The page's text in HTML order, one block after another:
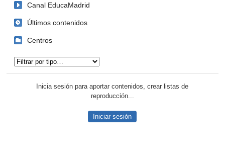
Canal EducaMadrid
Últimos contenidos
Centros
Inicia sesión para aportar contenidos, crear listas de
reproducción...
Iniciar sesión